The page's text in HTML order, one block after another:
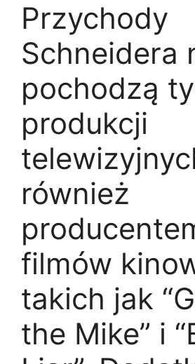
Przychody
Schneidera
pochodzą
produkcji
również
filmów
takich jak
the Mike” i